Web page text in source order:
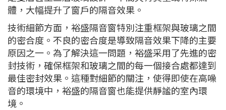
體，大幅提升了窗戶的隔音效果。
技術細節方面，裕盛隔音窗特別注重框架與玻璃之間
的密合度。不良的密合度是導致隔音效果下降的主要
原因之一。為了解決這一問題，裕盛采用了先進的密
封技術，確保框架和玻璃之間的每一個接合處都達到
最佳密封效果。這種對細節的關注，使得即使在高噪
音的環境中，裕盛的隔音窗也能提供靜謐的室內環
境。